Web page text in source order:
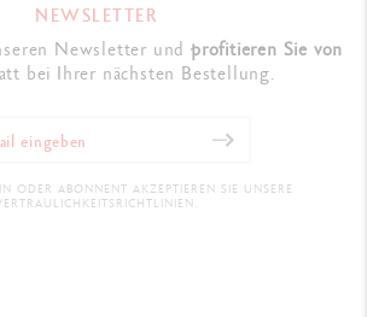
PRODUKTREFERENZ
Ref. EF: 4791.693
Ref. F: 4791.703
Ref. B: 4791.723
NEWSLETTER
Newsletter undprofitieren Sie von
bei Ihrer nächsten Bestellung.
ODER ABONNENT AKZEPTIEREN SIE UNSERE